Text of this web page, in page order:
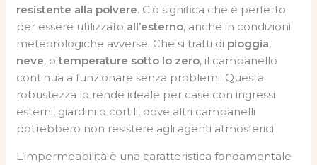
resistente alla polvere. Ciò significa che è perfetto
per essere utilizzato all’esterno, anche in condizioni
meteorologiche avverse. Che si tratti di pioggia,
neve, otemperature sotto lo zero, il campanello
continua a funzionare senza problemi. Questa
robustezza lo rende ideale per case con ingressi
esterni, giardini o cortili, dove altri campanelli
potrebbero non resistere agli agenti atmosferici.
L’impermeabilità è una caratteristica fondamentale